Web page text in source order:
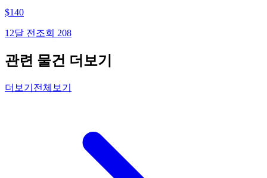
$140
12달 전 조회 208
관련 물건 더보기
더보기 전체보기